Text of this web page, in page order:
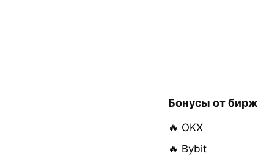
Бонусы от бирж
🔥 OKX
🔥 Bybit